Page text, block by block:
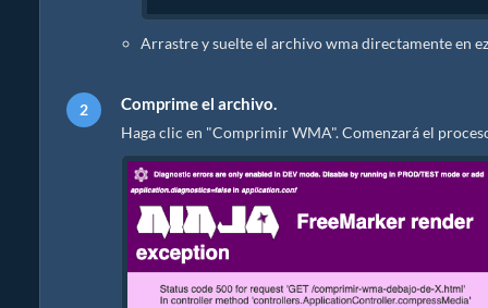
Arrastre y suelte el archivo wma directamente en
Comprime el archivo.
Haga clic en "Comprimir WMA". Comenzará el